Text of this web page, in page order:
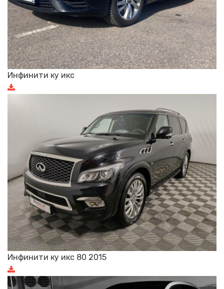
Инфинити ку икс
Инфинити ку икс 80 2015